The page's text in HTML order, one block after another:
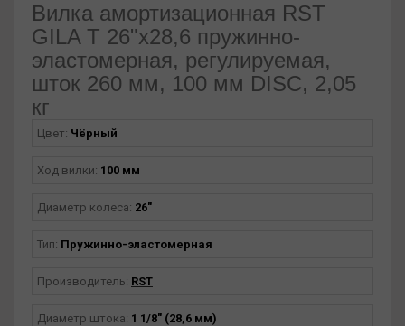
Вилка амортизационная RST
GILA Т 26"х28,6 пружинно-
эластомерная, регулируемая,
шток 260 мм, 100 мм DISC, 2,05
кг
Цвет: Чёрный
Ход вилки: 100 мм
Диаметр колеса: 26"
Тип: Пружинно-эластомерная
Производитель: RST
Диаметр штока: 1 1/8" (28,6 мм)